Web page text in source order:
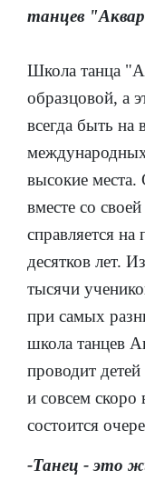
танцев
Школа танца
образцовой, а
всегда быть на
высокие
вместе со
справляется
десятков лет.
тысячи
при самых
школа танцев
проводит
и совсем скоро
состоится
-Танец - это